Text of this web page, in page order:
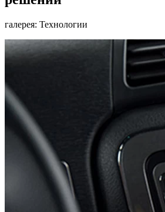
галерея: Технологии